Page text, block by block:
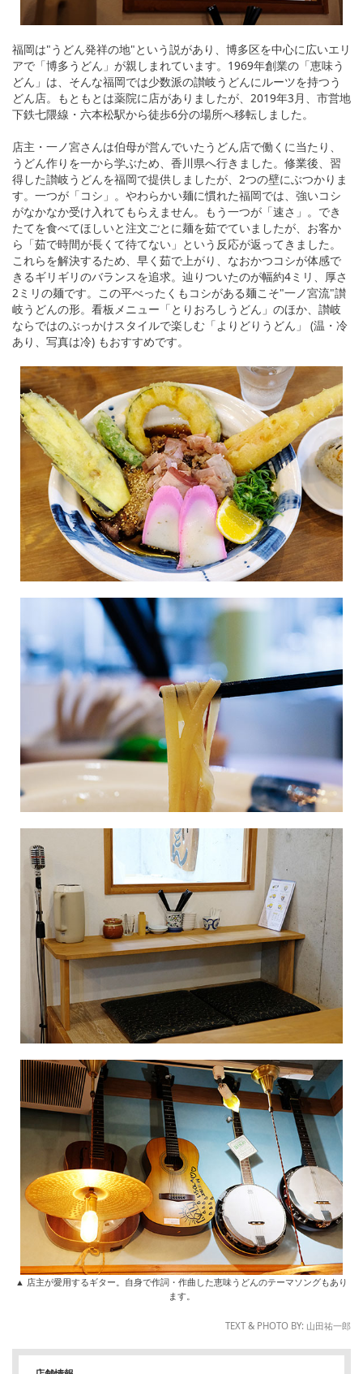
福岡は"うどん発祥の地"という説があり、博多区を中心に広いエリ
アで「博多うどん」が親しまれています。1969年創業の「恵味う
どん」は、そんな福岡では少数派の讃岐うどんにルーツを持つう
どん店。もともとは薬院に店がありましたが、2019年3月、市営地
下鉄七隈線・六本松駅から徒歩6分の場所へ移転しました。
店主・一ノ宮さんは伯母が営んでいたうどん店で働くに当たり、
うどん作りを一から学ぶため、香川県へ行きました。修業後、習
得した讃岐うどんを福岡で提供しましたが、2つの壁にぶつかりま
す。一つが「コシ」。やわらかい麺に慣れた福岡では、強いコシ
がなかなか受け入れてもらえません。もう一つが「速さ」。でき
たてを食べてほしいと注文ごとに麺を茹でていましたが、お客か
ら「茹で時間が長くて待てない」という反応が返ってきました。
これらを解決するため、早く茹で上がり、なおかつコシが体感で
きるギリギリのバランスを追求。辿りついたのが幅約4ミリ、厚さ
2ミリの麺です。この平べったくもコシがある麺こそ"一ノ宮流"讃
岐うどんの形。看板メニュー「とりおろしうどん」のほか、讃岐
ならではのぶっかけスタイルで楽しむ「よりどりうどん」 (温・冷
あり、写真は冷) もおすすめです。
▲ 店主が愛用するギター。自身で作詞・作曲した恵味うどんのテーマソングもあり
ます。
TEXT & PHOTO BY: 山田祐一郎